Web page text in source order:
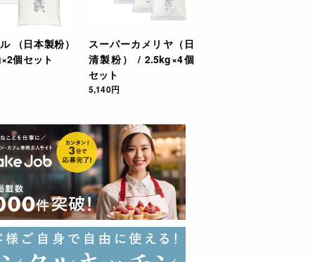
（日本製粉）
個セット
スーパーカメリヤ（日
清製粉） / 2.5kg×4個
セット
5,140円